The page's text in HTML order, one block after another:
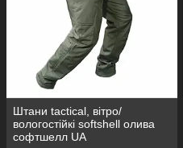
Штани tactical, вітро/
вологостійкі softshell олива
софтшелл UA